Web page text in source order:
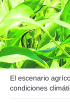
El escenario
condiciones